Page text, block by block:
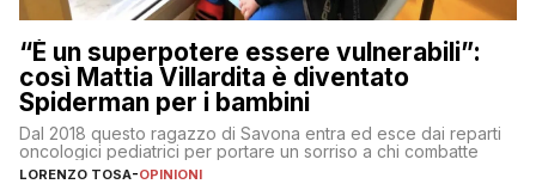
“È un superpotere essere vulnerabili”:
così Mattia Villardita è diventato
Spiderman per i bambini
Dal 2018 questo ragazzo di Savona entra ed esce dai reparti
oncologici pediatrici per portare un sorriso a chi combatte
LORENZO TOSA-OPINIONI